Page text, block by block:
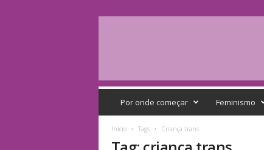
Q
Por onde começar Feminismo
Início Tags Criança trans